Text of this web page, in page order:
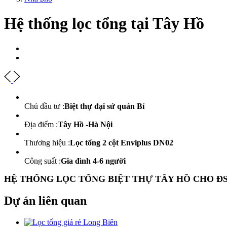
Hệ thống lọc tổng tại Tây Hồ
Chủ đầu tư :Biệt thự đại sứ quán Bỉ
Địa điểm :Tây Hồ -Hà Nội
Thương hiệu :Lọc tổng 2 cột Enviplus DN02
Công suất :Gia đình 4-6 người
HỆ THỐNG LỌC TỔNG BIỆT THỰ TÂY HỒ CHO
Dự án liên quan